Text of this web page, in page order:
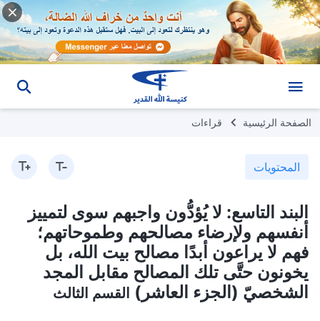
الصفحة الرئيسية قراءات
المحتويات
البند التاسع: لا يُؤدُّون واجبهم سوى لتمييز
أنفسهم ولإرضاء مصالحهم وطموحاتهم؛
فهم لا يراعون أبدًا مصالح بيت الله، بل
يخونون حتَّى تلك المصالح مقابل المجد
الشخصيّ (الجزء العاشر) القسم الثالث